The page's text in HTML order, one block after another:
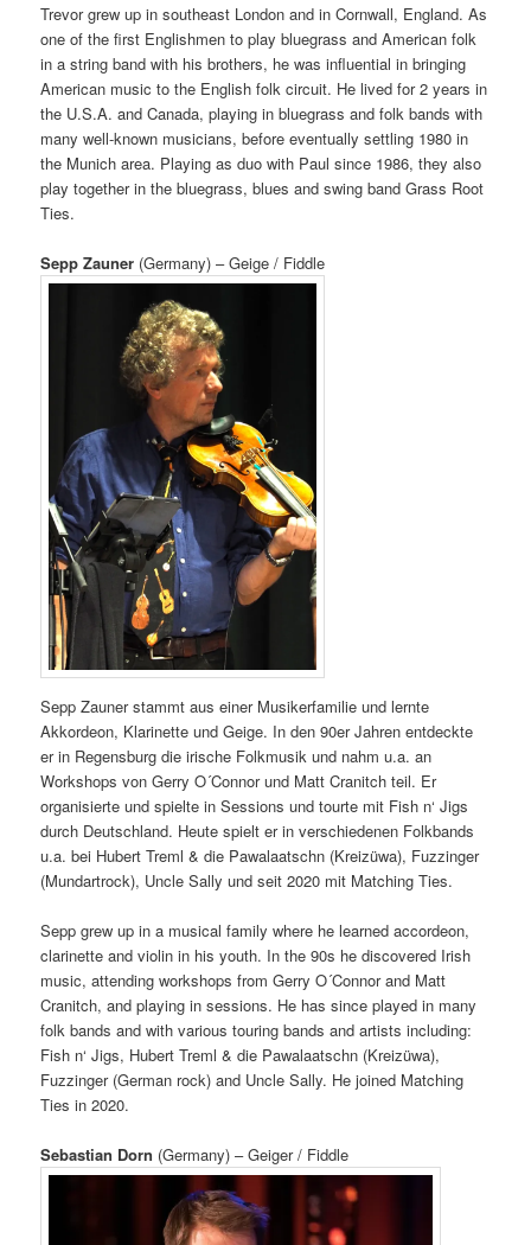
Trevor grew up in southeast London and in Cornwall, England. As
one of the first Englishmen to play bluegrass and American folk
in a string band with his brothers, he was influential in bringing
American music to the English folk circuit. He lived for 2 years in
the U.S.A. and Canada, playing in bluegrass and folk bands with
many well-known musicians, before eventually settling 1980 in
the Munich area. Playing as duo with Paul since 1986, they also
play together in the bluegrass, blues and swing band Grass Root
Ties.
Sepp Zauner (Germany) – Geige / Fiddle
Sepp Zauner stammt aus einer Musikerfamilie und lernte
Akkordeon, Klarinette und Geige. In den 90er Jahren entdeckte
er in Regensburg die irische Folkmusik und nahm u.a. an
Workshops von Gerry O´Connor und Matt Cranitch teil. Er
organisierte und spielte in Sessions und tourte mit Fish n‘ Jigs
durch Deutschland. Heute spielt er in verschiedenen Folkbands
u.a. bei Hubert Treml & die Pawalaatschn (Kreizüwa), Fuzzinger
(Mundartrock), Uncle Sally und seit 2020 mit Matching Ties.
Sepp grew up in a musical family where he learned accordeon,
clarinette and violin in his youth. In the 90s he discovered Irish
music, attending workshops from Gerry O´Connor and Matt
Cranitch, and playing in sessions. He has since played in many
folk bands and with various touring bands and artists including:
Fish n‘ Jigs, Hubert Treml & die Pawalaatschn (Kreizüwa),
Fuzzinger (German rock) and Uncle Sally. He joined Matching
Ties in 2020.
Sebastian Dorn (Germany) – Geiger / Fiddle